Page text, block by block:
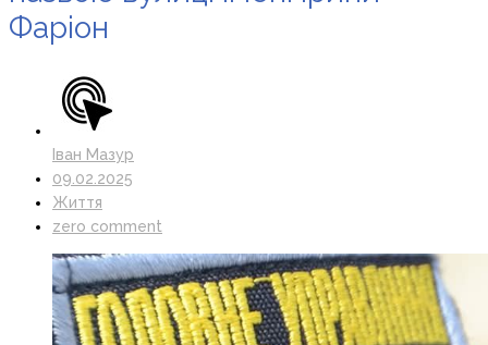
Фаріон
Іван Мазур
09.02.2025
Життя
zero comment